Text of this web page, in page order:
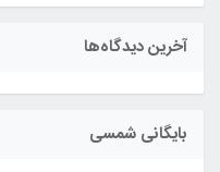
آخرین دیدگاه‌ها
بایگانی شمسی